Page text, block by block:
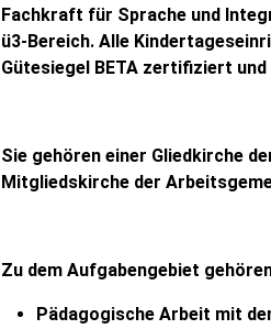
Fachkraft für Sprache und
ü3-Bereich. Alle
Gütesiegel BETA zertifiziert
Sie gehören einer Gliedkirche
Mitgliedskirche der
Zu dem Aufgabengebiet
Pädagogische Arbeit mit